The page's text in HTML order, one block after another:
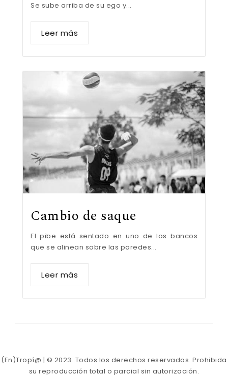
Se sube arriba de su ego y...
Leer más
Cambio de saque
El pibe está sentado en uno de los bancos
que se alinean sobre las paredes...
Leer más
(En)Tropí@ | © 2023. Todos los derechos reservados. Prohibida
su reproducción total o parcial sin autorización.